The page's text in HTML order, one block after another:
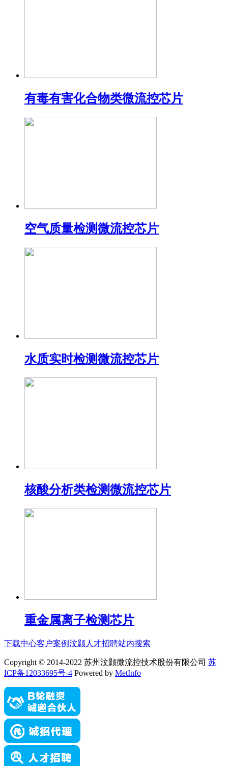
有毒有害化合物类微流控芯片
空气质量检测微流控芯片
水质实时检测微流控芯片
核酸分析类检测微流控芯片
重金属离子检测芯片
下载中心客户案例汶颢人才招聘站内搜索
Copyright © 2014-2022 苏州汶颢微流控技术股份有限公司 苏
ICP备12033695号-4 Powered by MetInfo